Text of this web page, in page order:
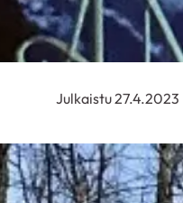
Julkaistu 27.4.2023